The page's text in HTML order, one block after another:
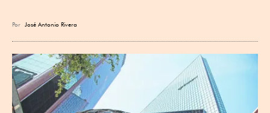
Por José Antonio Rivera